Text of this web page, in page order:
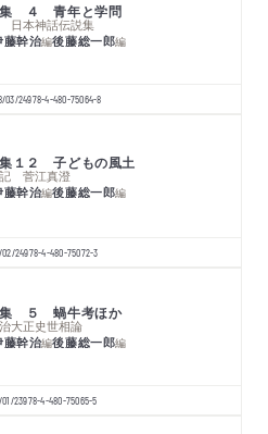
集 ４ 青年と学問
日本神話伝説集
藤幹治編後藤総一郎編
03/24978-4-480-75064-8
１２ 子どもの風土
菅江真澄
藤幹治編後藤総一郎編
02/24978-4-480-75072-3
集 ５ 蝸牛考ほか
大正史世相論
藤幹治編後藤総一郎編
01/23978-4-480-75065-5